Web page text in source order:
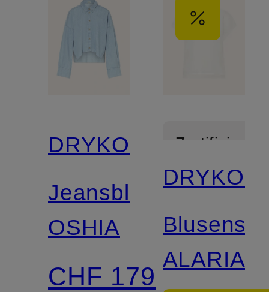
DRYKORN
Jeansbluse
OSHIA
CHF 179
Zertifiziert
ALARIA